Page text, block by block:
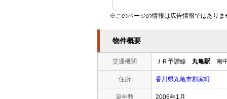
※このページの情報は広告情報ではあり
物件概要
交通機関 ＪＲ予讃線 丸亀駅 南
住所 香川県丸亀市郡家町
築年数 2006年1月